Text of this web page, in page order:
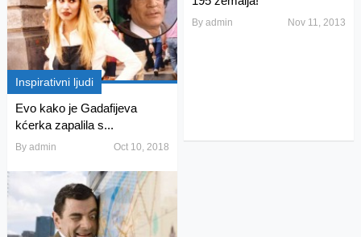
Inspirativni ljudi
Evo kako je Gadafijeva
kćerka zapalila s...
By admin Oct 10, 2018
Byadmin Nov 11, 2013